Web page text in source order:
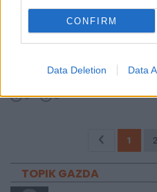
CONFIRM
Data Deletion Data
Nem vagyok benne biztos,
értelmeseket írni. :-)))))
valamit. :-)))
0 0
1 2
TOPIK GAZDA